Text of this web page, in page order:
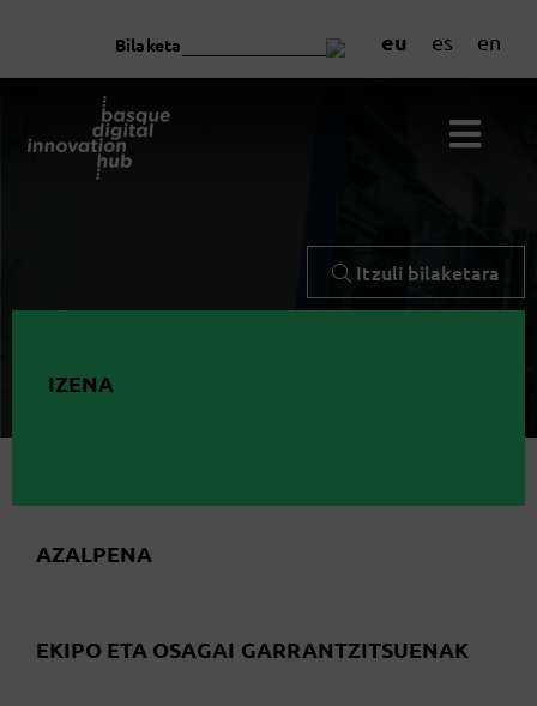
eu es en
Bilaketa
Itzuli bilaketara
IZENA
AZALPENA
EKIPO ETA OSAGAI GARRANTZITSUENAK